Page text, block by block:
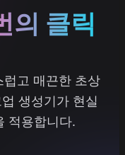
의 클릭
고 매끈한 초상
생성기가 현실
적용합니다.